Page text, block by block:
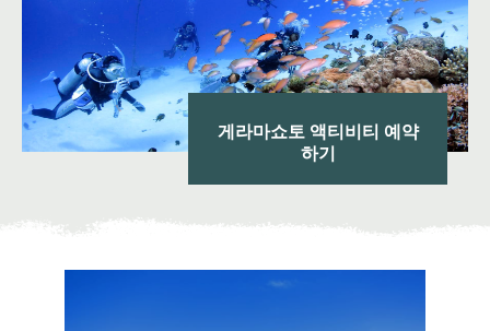
게라마쇼토 액티비티 예약
하기